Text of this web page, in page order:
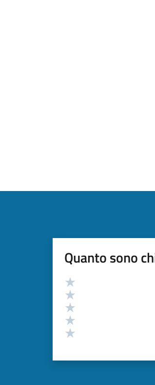
Quanto sono
Valutazione